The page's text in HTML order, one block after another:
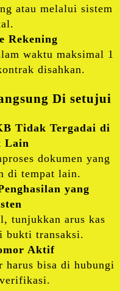
atau melalui sistem
Rekening
waktu maksimal 1
disahkan.
Di setujui
Tidak Tergadai di
Lain
dokumen yang
di tempat lain.
yang
tunjukkan arus kas
bukti transaksi.
Aktif
harus bisa di hubungi